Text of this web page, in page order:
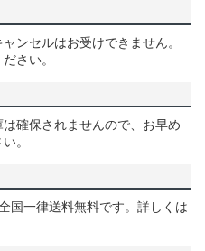
ンセルはお受けできません。
さい。
確保されませんので、お早め
。
国一律送料無料です。詳しくは